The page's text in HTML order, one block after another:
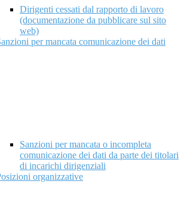
Dirigenti cessati dal rapporto di lavoro
(documentazione da pubblicare sul sito
web)
per mancata comunicazione dei dati
Sanzioni per mancata o incompleta
comunicazione dei dati da parte dei titolari
di incarichi dirigenziali
organizzative